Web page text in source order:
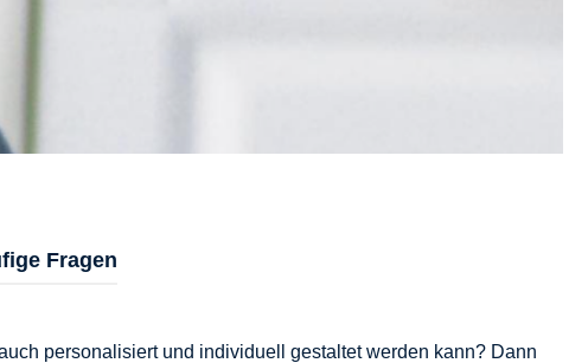
Fragen
personalisiert und individuell gestaltet werden kann? Dann